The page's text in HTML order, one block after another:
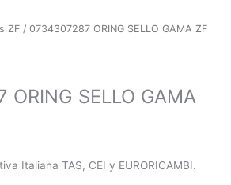
ZF / 0734307287 ORING SELLO GAMA ZF
SELLO GAMA
Italiana TAS, CEI y EURORICAMBI.